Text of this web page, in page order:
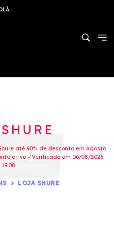
até 90% de desconto em Agosto
ativo ✓Verificado em 06/08/2026
LOJA SHURE